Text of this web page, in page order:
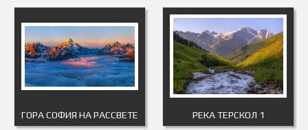
ГОРА СОФИЯ НА РАССВЕТЕ РЕКА ТЕРСКОЛ 1